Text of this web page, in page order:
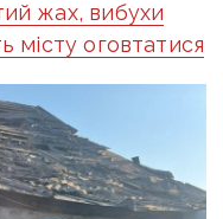
жах, вибухи
оговтатися